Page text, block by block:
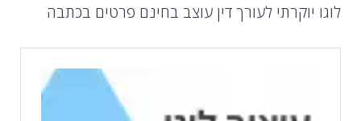
לוגו יוקרתי לעורך דין עוצב בחינם פרטים בכתבה